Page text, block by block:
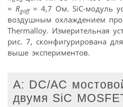
= Rgoff= 4,7 Ом. SiC-модуль
воздушным охлаждением
Thermalloy. Измерительная
рис. 7, сконфигурирована
выше экспериментов.
A: DC/AC
двумя SiC